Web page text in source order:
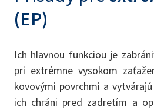
(EP)
Ich hlavnou funkciou je
pri extrémne vysokom
kovovými povrchmi a
ich chráni pred zadretím a